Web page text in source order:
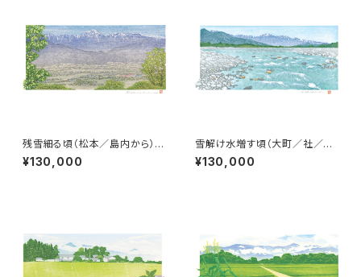
残雪細る頃（松本／島内から）常
念岳
¥130,000
雪解け水増す頃（大町／社／宮
本橋）爺ヶ岳、鹿島槍、五竜岳
¥130,000